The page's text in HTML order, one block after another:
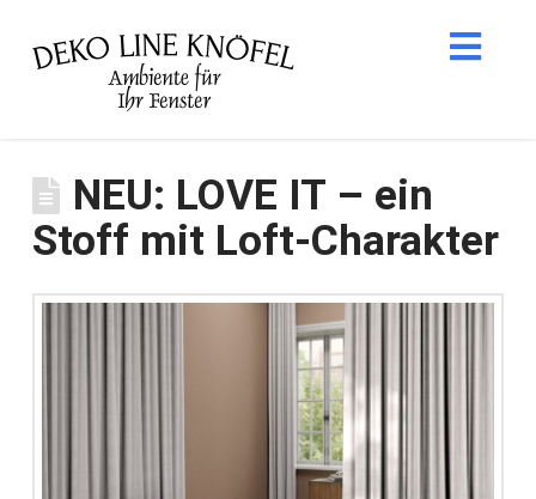
NEU: LOVE IT – ein
Stoff mit Loft-Charakter